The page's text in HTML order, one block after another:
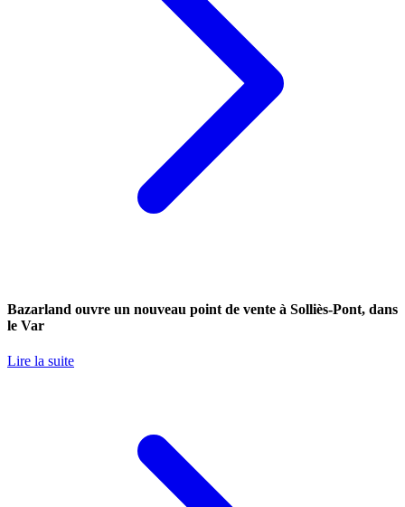
Bazarland ouvre un nouveau point de vente à Solliès-Pont, dans
le Var
Lire la suite